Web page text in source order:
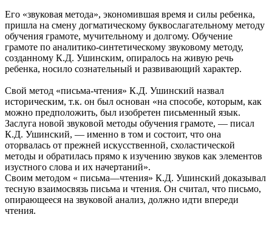
Его «звуковая метода», экономившая время и силы ребенка,
пришла на смену догматическому буквослагательному методу
обучения грамоте, мучительному и долгому. Обучение
грамоте по аналитико-синтетическому звуковому методу,
созданному К.Д. Ушинским, опиралось на живую речь
ребенка, носило сознательный и развивающий характер.
Свой метод «письма-чтения» К.Д. Ушинский назвал
историческим, т.к. он был основан «на способе, которым, как
можно предположить, был изобретен письменный язык.
Заслуга новой звуковой методы обучения грамоте, — писал
К.Д. Ушинский, — именно в том и состоит, что она
оторвалась от прежней искусственной, схоластической
методы и обратилась прямо к изучению звуков как элементов
изустного слова и их начертаний».
Своим методом « письма—чтения» К.Д. Ушинский доказывал
тесную взаимосвязь письма и чтения. Он считал, что письмо,
опирающееся на звуковой анализ, должно идти впереди
чтения.